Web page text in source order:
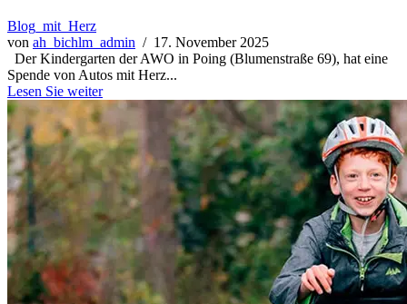
Blog_mit_Herz
von ah_bichlm_admin / 17. November 2025
Der Kindergarten der AWO in Poing (Blumenstraße 69), hat eine
Spende von Autos mit Herz...
Lesen Sie weiter